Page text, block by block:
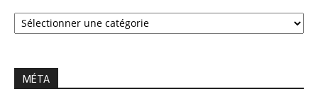
CATÉGORIES
MÉTA